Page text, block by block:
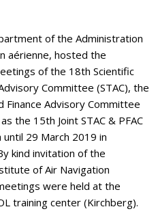
of the Administration
aérienne, hosted the
of the 18th Scientific
Committee (STAC), the
Finance Advisory Committee
the 15th Joint STAC & PFAC
29 March 2019 in
kind invitation of the
of Air Navigation
were held at the
training center (Kirchberg).